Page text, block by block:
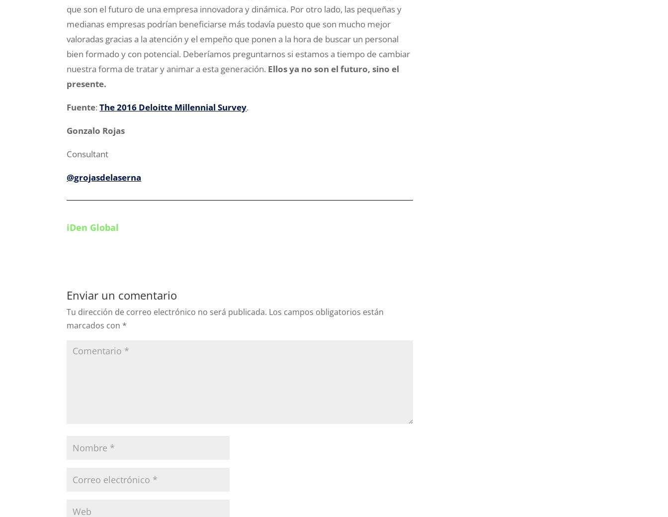
que son el futuro de una empresa innovadora y dinámica. Por otro lado, las pequeñas y
medianas empresas podrían beneficiarse más todavía puesto que son mucho mejor
valoradas gracias a la atención y el empeño que ponen a la hora de buscar un personal
bien formado y con potencial. Deberíamos preguntarnos si estamos a tiempo de cambiar
nuestra forma de tratar y animar a esta generación. Ellos ya no son el futuro, sino el
presente.
Fuente:The 2016 Deloitte Millennial Survey.
Gonzalo Rojas
Consultant
@grojasdelaserna
iDen Global
Enviar un comentario
Tu dirección de correo electrónico no será publicada. Los campos obligatorios están
marcados con *